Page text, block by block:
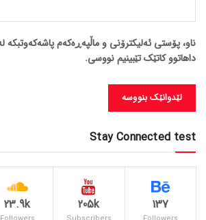
ناو، پۆستی ئەلیکترۆنی و ماڵپەڕەکەم
داهاتوو کاتێک تێبینیم نووسی.
Stay Connected test
137
205k
23.9k